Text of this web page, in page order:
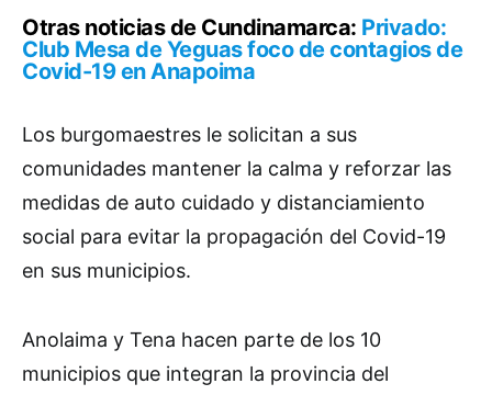
Otras noticias de Cundinamarca: Privado:
Club Mesa de Yeguas foco de contagios de
Covid-19 en Anapoima
Los burgomaestres le solicitan a sus
comunidades mantener la calma y reforzar las
medidas de auto cuidado y distanciamiento
social para evitar la propagación del Covid-19
en sus municipios.
Anolaima y Tena hacen parte de los 10
municipios que integran la provincia del